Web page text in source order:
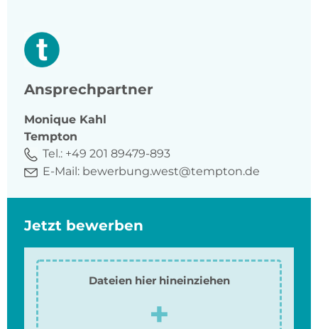
Ansprechpartner
Monique Kahl
Tempton
Tel.: +49 201 89479-893
E-Mail: bewerbung.west@tempton.de
Jetzt bewerben
Dateien hier hineinziehen